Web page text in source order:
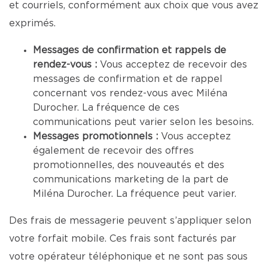
et courriels, conformément aux choix que vous avez
exprimés.
Messages de confirmation et rappels de
rendez-vous : Vous acceptez de recevoir des
messages de confirmation et de rappel
concernant vos rendez-vous avec Miléna
Durocher. La fréquence de ces
communications peut varier selon les besoins.
Messages promotionnels : Vous acceptez
également de recevoir des offres
promotionnelles, des nouveautés et des
communications marketing de la part de
Miléna Durocher. La fréquence peut varier.
Des frais de messagerie peuvent s’appliquer selon
votre forfait mobile. Ces frais sont facturés par
votre opérateur téléphonique et ne sont pas sous